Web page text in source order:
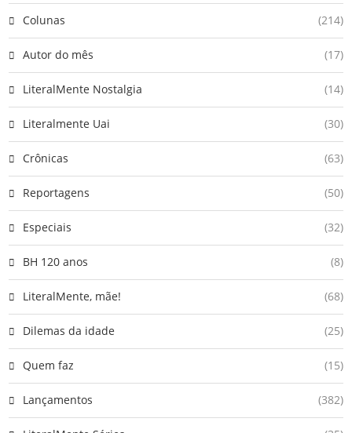
Colunas (214)
Autor do mês (17)
LiteralMente Nostalgia (14)
Literalmente Uai (30)
Crônicas (63)
Reportagens (50)
Especiais (32)
BH 120 anos (8)
LiteralMente, mãe! (68)
Dilemas da idade (25)
Quem faz (15)
Lançamentos (382)